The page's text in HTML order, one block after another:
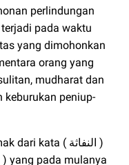
perlindungan
pada waktu
yang dimohonkan
orang yang
mudharat dan
keburukan peniup-